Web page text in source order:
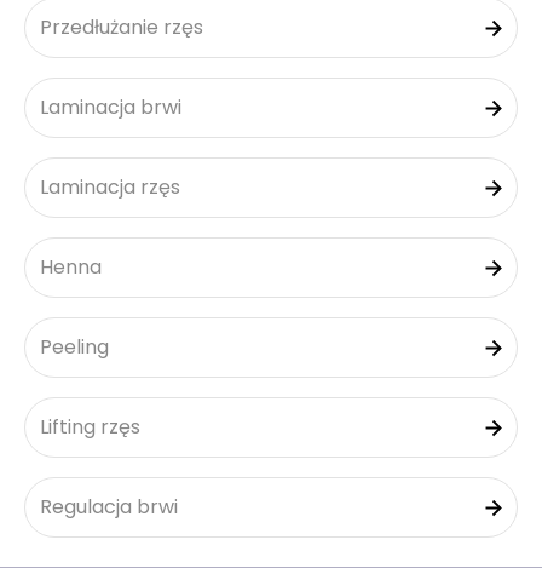
Przedłużanie rzęs
Laminacja brwi
Laminacja rzęs
Henna
Peeling
Lifting rzęs
Regulacja brwi